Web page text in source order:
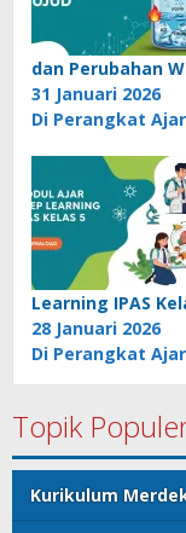
dan Perubahan
31 Januari 2026
Di Perangkat Ajar
Learning IPAS
28 Januari 2026
Di Perangkat Ajar
Topik
Kurikulum